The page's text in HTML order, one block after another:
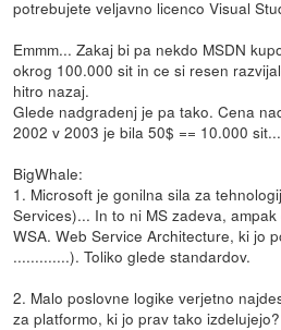
potrebujete veljavno licenco Visual
Emmm... Zakaj bi pa nekdo MSDN
okrog 100.000 sit in ce si resen
hitro nazaj.
Glede nadgradenj je pa tako. Cena
2002 v 2003 je bila 50$ == 10.000 sit...
BigWhale:
1. Microsoft je gonilna sila za
Services)... In to ni MS zadeva,
WSA. Web Service Architecture, ki jo
.............). Toliko glede standardov.
2. Malo poslovne logike verjetno
za platformo, ki jo prav tako izdelujejo?